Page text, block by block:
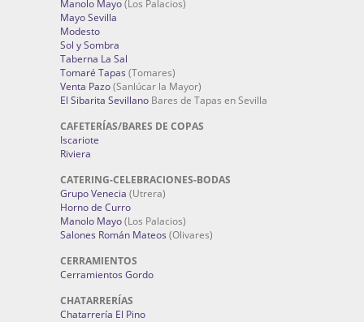
Manolo Mayo(Los Palacios)
Mayo Sevilla
Modesto
Sol y Sombra
Taberna La Sal
Tomaré Tapas (Tomares)
Venta Pazo(Sanlúcar la Mayor)
El Sibarita Sevillano Bares de Tapas en Sevilla
CAFETERÍAS/BARES DE COPAS
Iscariote
Riviera
CATERING-CELEBRACIONES-BODAS
Grupo Venecia (Utrera)
Horno de Curro
Manolo Mayo(Los Palacios)
Salones Román Mateos (Olivares)
CERRAMIENTOS
Cerramientos Gordo
CHATARRERÍAS
Chatarrería El Pino